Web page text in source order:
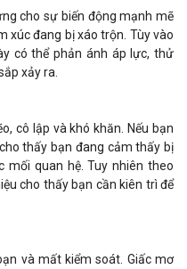
cho sự biến động mạnh mẽ
xúc đang bị xáo trộn. Tùy vào
có thể phản ánh áp lực, thử
xảy ra.
cô lập và khó khăn. Nếu bạn
thấy bạn đang cảm thấy bị
mối quan hệ. Tuy nhiên theo
cho thấy bạn cần kiên trì để
và mất kiểm soát. Giấc mơ